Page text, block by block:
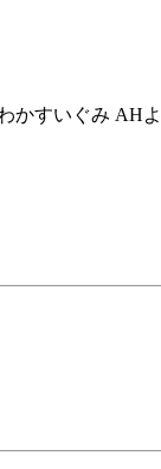
かすいぐみ AH